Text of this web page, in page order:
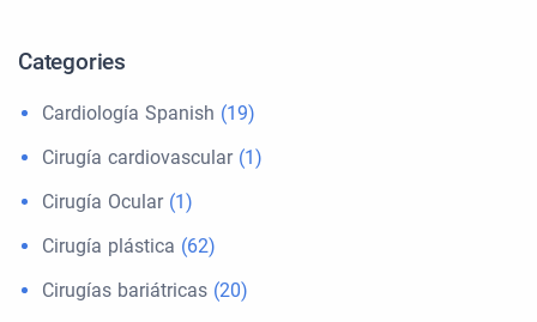
Categories
Cardiología Spanish (19)
Cirugía cardiovascular(1)
Cirugía Ocular(1)
Cirugía plástica (62)
Cirugías bariátricas (20)